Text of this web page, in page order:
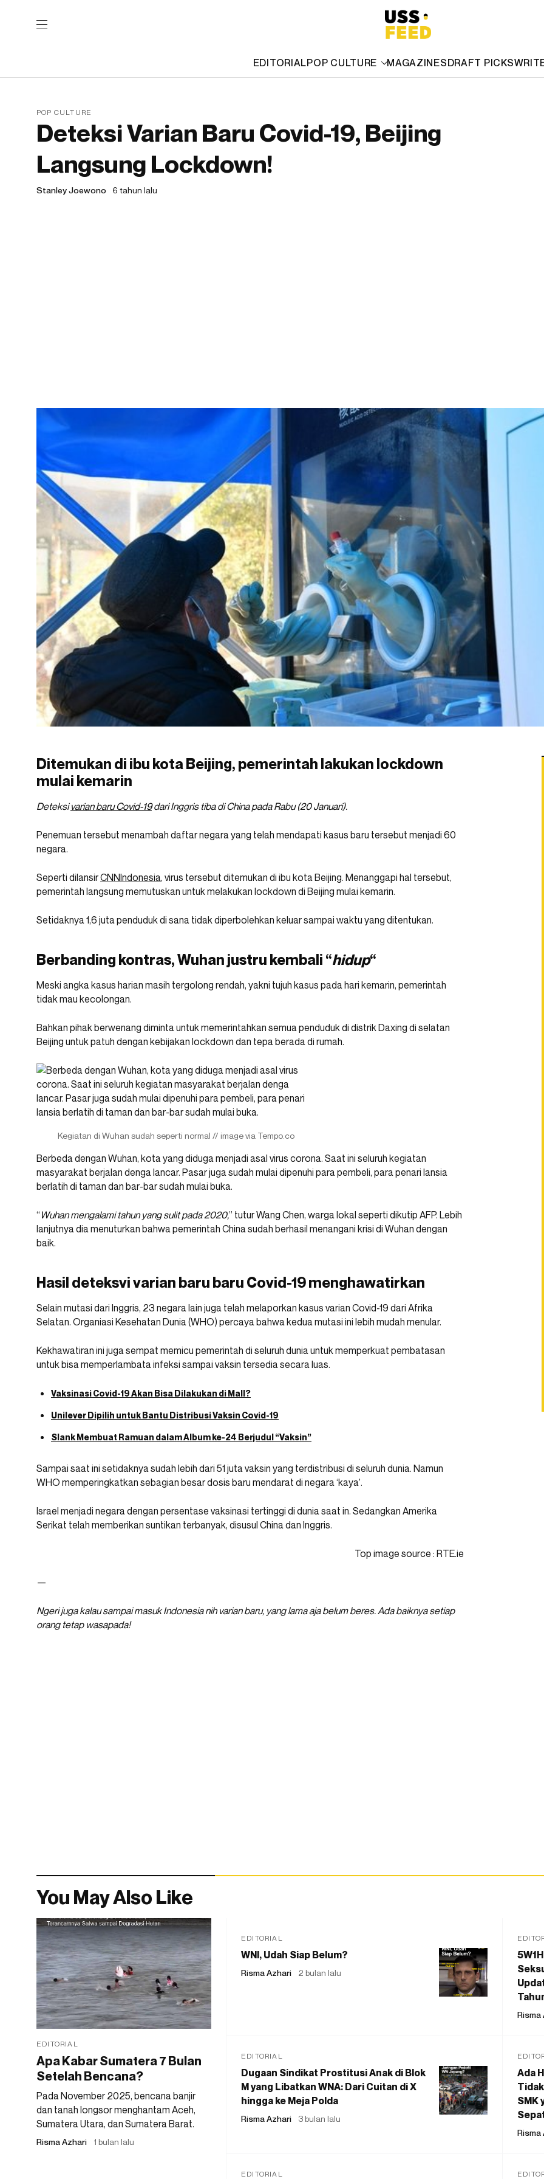
EDITORIALPOP CULTURE MAGAZINESDRAFT PICKS
POP CULTURE
Deteksi Varian Baru Covid-19, Beijing
Langsung Lockdown!
Stanley Joewono 6 tahun lalu
Ditemukan di ibu kota Beijing, pemerintah lakukan lockdown
mulai kemarin
Deteksivarian baru Covid-19dari Inggris tiba di China pada Rabu (20 Januari).
Penemuan tersebut menambah daftar negara yang telah mendapati kasus baru tersebut menjadi 60
negara.
Seperti dilansirCNNIndonesia, virus tersebut ditemukan di ibu kota Beijing. Menanggapi hal tersebut,
pemerintah langsung memutuskan untuk melakukan lockdown di Beijing mulai kemarin.
Setidaknya 1,6 juta penduduk di sana tidak diperbolehkan keluar sampai waktu yang ditentukan.
Berbanding kontras, Wuhan justru kembali “hidup“
Meski angka kasus harian masih tergolong rendah, yakni tujuh kasus pada hari kemarin, pemerintah
tidak mau kecolongan.
Bahkan pihak berwenang diminta untuk memerintahkan semua penduduk di distrik Daxing di selatan
Beijing untuk patuh dengan kebijakan lockdown dan tepa berada di rumah.
Kegiatan di Wuhan sudah seperti normal // image via Tempo.co
Berbeda dengan Wuhan, kota yang diduga menjadi asal virus corona. Saat ini seluruh kegiatan
masyarakat berjalan denga lancar. Pasar juga sudah mulai dipenuhi para pembeli, para penari lansia
berlatih di taman dan bar-bar sudah mulai buka.
“ Wuhan mengalami tahun yang sulit pada 2020,” tutur Wang Chen, warga lokal seperti dikutip AFP. Lebih
lanjutnya dia menuturkan bahwa pemerintah China sudah berhasil menangani krisi di Wuhan dengan
baik.
Hasil deteksvi varian baru baru Covid-19 menghawatirkan
Selain mutasi dari Inggris, 23 negara lain juga telah melaporkan kasus varian Covid-19 dari Afrika
Selatan. Organiasi Kesehatan Dunia (WHO) percaya bahwa kedua mutasi ini lebih mudah menular.
Kekhawatiran ini juga sempat memicu pemerintah di seluruh dunia untuk memperkuat pembatasan
untuk bisa memperlambata infeksi sampai vaksin tersedia secara luas.
Vaksinasi Covid-19 Akan Bisa Dilakukan di Mall?
Unilever Dipilih untuk Bantu Distribusi Vaksin Covid-19
Slank Membuat Ramuan dalam Album ke-24 Berjudul “Vaksin”
Sampai saat ini setidaknya sudah lebih dari 51 juta vaksin yang terdistribusi di seluruh dunia. Namun
WHO memperingkatkan sebagian besar dosis baru mendarat di negara ‘kaya’.
Israel menjadi negara dengan persentase vaksinasi tertinggi di dunia saat in. Sedangkan Amerika
Serikat telah memberikan suntikan terbanyak, disusul China dan Inggris.
Top image source : RTE.ie
—
Ngeri juga kalau sampai masuk Indonesia nih varian baru, yang lama aja belum beres. Ada baiknya setiap
orang tetap wasapada!
You May Also Like
EDITORIAL
Apa Kabar Sumatera 7 Bulan
Setelah Bencana?
Pada November 2025, bencana banjir
dan tanah longsor menghantam Aceh,
Sumatera Utara, dan Sumatera Barat.
Risma Azhari 1 bulan lalu
EDITORIAL
WNI, Udah Siap Belum?
Risma Azhari 2 bulan lalu
Risma
EDITORIAL
Dugaan Sindikat Prostitusi Anak di Blok
M yang Libatkan WNA: Dari Cuitan di X
hingga ke Meja Polda
Risma Azhari 3 bulan lalu
Ada
SMK
Risma
EDITORIAL